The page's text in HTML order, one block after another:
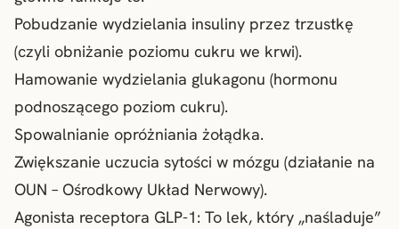
Pobudzanie wydzielania insuliny przez trzustkę
(czyli obniżanie poziomu cukru we krwi).
Hamowanie wydzielania glukagonu (hormonu
podnoszącego poziom cukru).
Spowalnianie opróżniania żołądka.
Zwiększanie uczucia sytości w mózgu (działanie na
OUN – Ośrodkowy Układ Nerwowy).
Agonista receptora GLP-1: To lek, który „naśladuje”